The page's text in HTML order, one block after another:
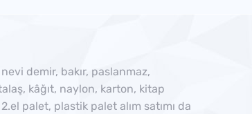
demir, bakır, paslanmaz,
kâğıt, naylon, karton, kitap
palet, plastik palet alım satımı da